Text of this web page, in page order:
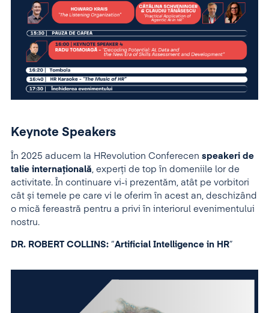
Keynote Speakers
În 2025 aducem la HRevolution Conferecen speakeri de
talie internațională, experți de top în domeniile lor de
activitate. În continuare vi-i prezentăm, atât pe vorbitori
cât și temele pe care vi le oferim în acest an, deschizând
o mică fereastră pentru a privi în interiorul evenimentului
nostru.
DR. ROBERT COLLINS: “Artificial Intelligence in HR”